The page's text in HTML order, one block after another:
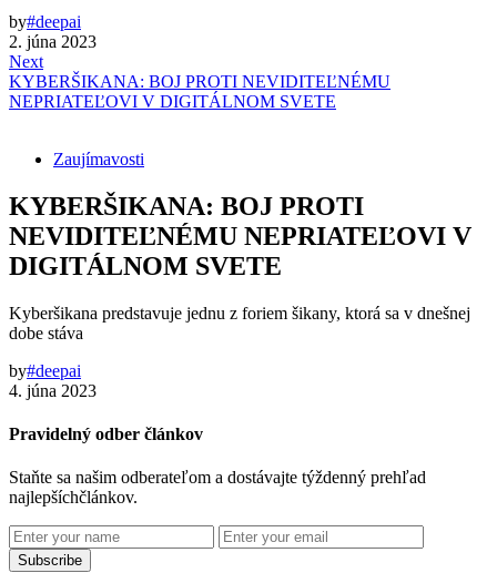
by#deepai
2. júna 2023
Next
KYBERŠIKANA: BOJ PROTI NEVIDITEĽNÉMU
NEPRIATEĽOVI V DIGITÁLNOM SVETE
Zaujímavosti
KYBERŠIKANA: BOJ PROTI
NEVIDITEĽNÉMU NEPRIATEĽOVI V
DIGITÁLNOM SVETE
Kyberšikana predstavuje jednu z foriem šikany, ktorá sa v dnešnej
dobe stáva
by#deepai
4. júna 2023
Pravidelný odber článkov
Staňte sa našim odberateľom a dostávajte týždenný prehľad
najlepšíchčlánkov.
Subscribe